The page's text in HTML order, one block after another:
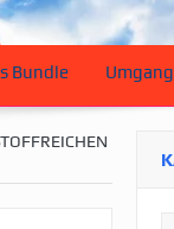
Bundle